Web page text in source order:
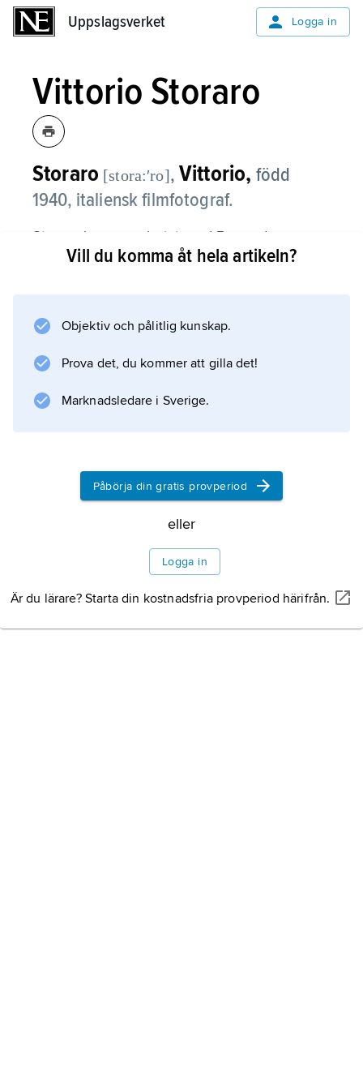
Uppslagsverket Logga in
Vittorio Storaro
Storaro [stora:ʹro],Vittorio, född
1940, italiensk filmfotograf.
Storaro har samarbetat med Bernardo
Bertolucci i visuellt uppseendeväckande
ljusbehandling har starkt påverkat det
Vill du komma åt hela artikeln?
Objektiv och pålitlig kunskap.
Prova det, du kommer att gilla det!
Marknadsledare i Sverige.
Påbörja din gratis provperiod
eller
Logga in
Är du lärare? Starta din kostnadsfria provperiod härifrån.